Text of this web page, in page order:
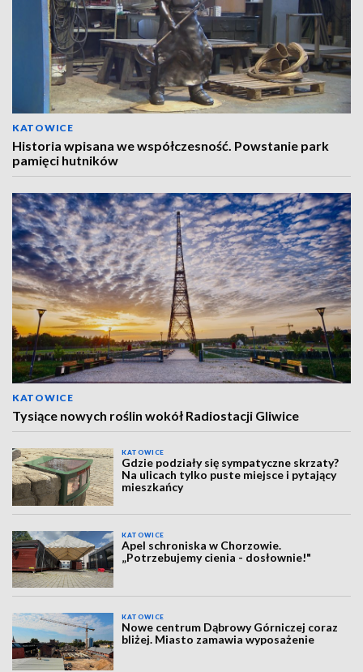
KATOWICE
Historia wpisana we współczesność. Powstanie park
pamięci hutników
KATOWICE
Tysiące nowych roślin wokół Radiostacji Gliwice
KATOWICE
Gdzie podziały się sympatyczne skrzaty?
Na ulicach tylko puste miejsce i pytający
mieszkańcy
KATOWICE
Apel schroniska w Chorzowie.
„Potrzebujemy cienia - dosłownie!"
KATOWICE
Nowe centrum Dąbrowy Górniczej coraz
bliżej. Miasto zamawia wyposażenie